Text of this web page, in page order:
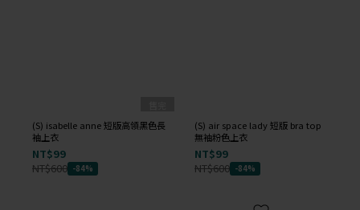
(S) isabelle anne 短版高領黑色長
袖上衣
NT$99
NT$600 -84%
(S) air space lady 短版 bra top
無袖粉色上衣
NT$99
NT$600 -84%